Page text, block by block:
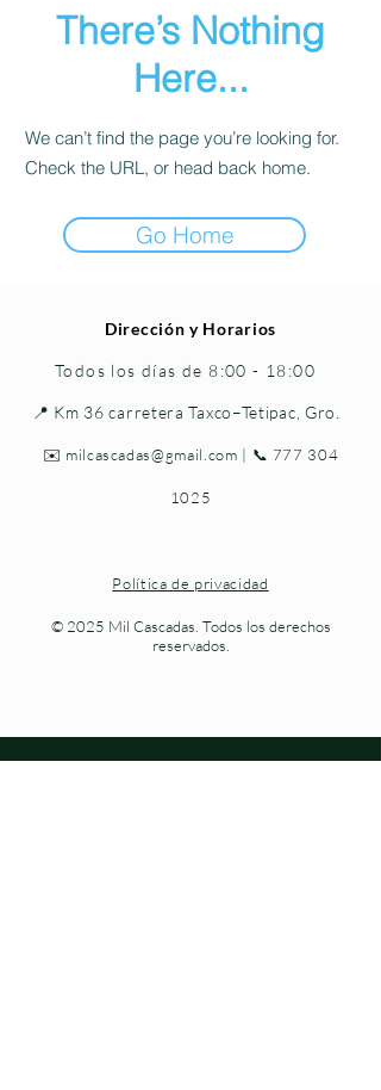
There’s Nothing
Here...
We can’t find the page you’re looking for.
Check the URL, or head back home.
Go Home
Dirección y Horarios
Todos los días de 8:00 - 18:00
📍 Km 36 carretera Taxco–Tetipac, Gro.
✉️ milcascadas@gmail.com | 📞 777 304
1025
Política de privacidad
© 2025 Mil Cascadas. Todos los derechos
reservados.